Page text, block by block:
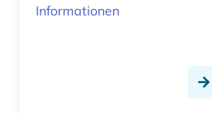
Informationen